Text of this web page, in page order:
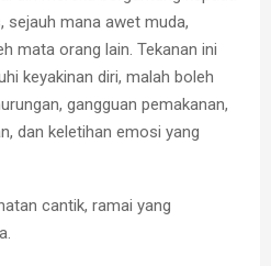
sejauh mana awet muda,
mata orang lain. Tekanan ini
keyakinan diri, malah boleh
gangguan pemakanan,
dan keletihan emosi yang
cantik, ramai yang